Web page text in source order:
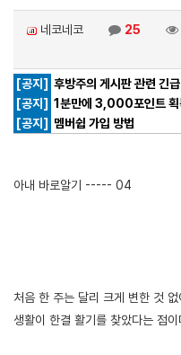
네코네코 25
[공지] 후방주의 게시판 관련 긴
[공지] 1분만에 3,000포인트 획
[공지]
멤버쉽 가입 방법
아내 바로알기 ----- 04
처음 한 주는 달리 크게 변한 것
생활이 한결 활기를 찾았다는 점이